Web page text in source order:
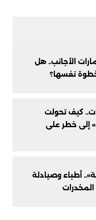
الأجانب.. هل
نفسها؟
كيف تحولت
إلى خطر على
أطباء وصيادلة